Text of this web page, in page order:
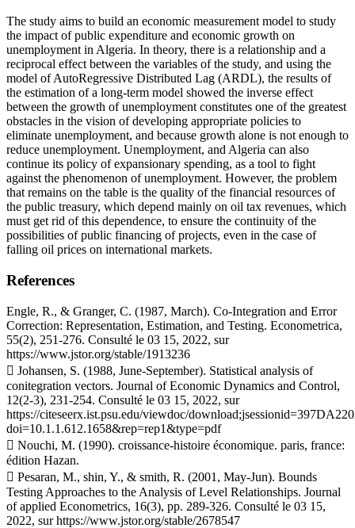
The study aims to build an economic measurement model to study
the impact of public expenditure and economic growth on
unemployment in Algeria. In theory, there is a relationship and a
reciprocal effect between the variables of the study, and using the
model of AutoRegressive Distributed Lag (ARDL), the results of
the estimation of a long-term model showed the inverse effect
between the growth of unemployment constitutes one of the greatest
obstacles in the vision of developing appropriate policies to
eliminate unemployment, and because growth alone is not enough to
reduce unemployment. Unemployment, and Algeria can also
continue its policy of expansionary spending, as a tool to fight
against the phenomenon of unemployment. However, the problem
that remains on the table is the quality of the financial resources of
the public treasury, which depend mainly on oil tax revenues, which
must get rid of this dependence, to ensure the continuity of the
possibilities of public financing of projects, even in the case of
falling oil prices on international markets.
References
Engle, R., & Granger, C. (1987, March). Co-Integration and Error
Correction: Representation, Estimation, and Testing. Econometrica,
55(2), 251-276. Consulté le 03 15, 2022, sur
https://www.jstor.org/stable/1913236
 Johansen, S. (1988, June-September). Statistical analysis of
conitegration vectors. Journal of Economic Dynamics and Control,
12(2-3), 231-254. Consulté le 03 15, 2022, sur
https://citeseerx.ist.psu.edu/viewdoc/
doi=10.1.1.612.1658&rep=rep1&type=pdf
 Nouchi, M. (1990). croissance-histoire économique. paris, france:
édition Hazan.
 Pesaran, M., shin, Y., & smith, R. (2001, May-Jun). Bounds
Testing Approaches to the Analysis of Level Relationships. Journal
of applied Econometrics, 16(3), pp. 289-326. Consulté le 03 15,
2022, sur https://www.jstor.org/stable/2678547